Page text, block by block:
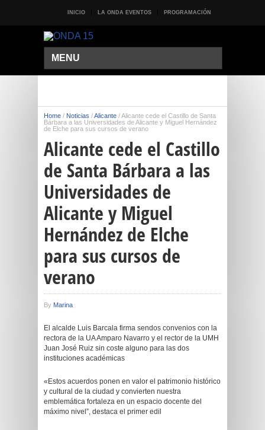
INICIO LA ONDA EVENTOS PROGRAMACIÓN
MENU
Home / Noticias /Alicante /Alicante cede el Castillo de Santa
Bárbara a las Universidades de Alicante y Miguel Hernández
de Elche para sus cursos de verano
Alicante cede el Castillo
de Santa Bárbara a las
Universidades de
Alicante y Miguel
Hernández de Elche
para sus cursos de
verano
By Marina
El alcalde Luis Barcala firma sendos convenios con la
rectora de la UA Amparo Navarro y el rector de la UMH
Juan José Ruiz sin coste alguno para las dos
instituciones académicas
«Estos acuerdos ponen en valor el patrimonio histórico
y cultural de la ciudad y convierten nuestra
emblemática fortaleza en un espacio docente del
máximo nivel”, destaca el primer edil